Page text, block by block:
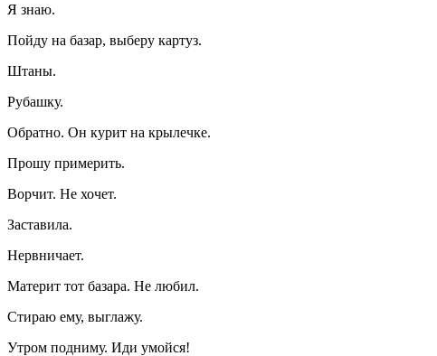
Я знаю.
Пойду на базар, выберу картуз.
Штаны.
Рубашку.
Обратно. Он курит на крылечке.
Прошу примерить.
Ворчит. Не хочет.
Заставила.
Нервничает.
Материт тот базара. Не любил.
Стираю ему, выглажу.
Утром подниму. Иди умойся!